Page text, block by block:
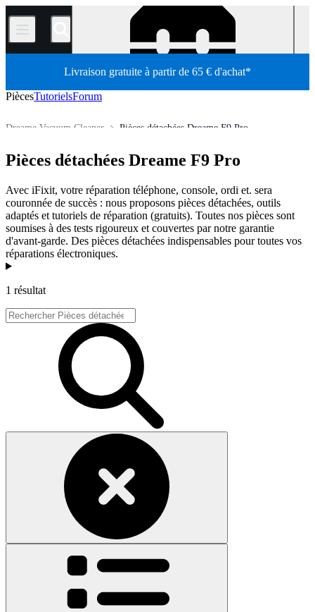
/
Livraison gratuite à partir de 65 € d'achat*
PiècesTutorielsForum
Pièces détachées Dreame F9 Pro
Dreame Vacuum Cleaner
Pièces détachées
Boutique
Pièces détachées Dreame F9 Pro
Avec iFixit, votre réparation téléphone, console, ordi et. sera
couronnée de succès : nous proposons pièces détachées, outils
adaptés et tutoriels de réparation (gratuits). Toutes nos pièces sont
soumises à des tests rigoureux et couvertes par notre garantie
d'avant-garde. Des pièces détachées indispensables pour toutes vos
réparations électroniques.
Produits
1 résultat